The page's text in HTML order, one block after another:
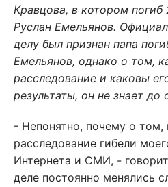
Кравцова, в котором погиб
Руслан Емельянов.
делу был признан папа
Емельянов, однако о том,
расследование и каковы
результаты, он не знает до
- Непонятно, почему о том,
расследование гибели
Интернета и СМИ, -
деле постоянно менялись